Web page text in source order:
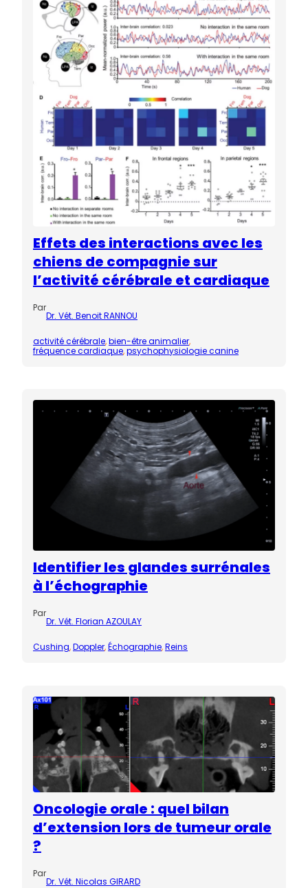
Effets des interactions avec les
chiens de compagnie sur
l’activité cérébrale et cardiaque
Par
Dr. Vét. Benoit RANNOU
activité cérébrale, bien-être animalier,
fréquence cardiaque, psychophysiologie canine
Identifier les glandes surrénales
à l’échographie
Par
Dr. Vét. Florian AZOULAY
Cushing, Doppler, Échographie, Reins
Oncologie orale : quel bilan
d’extension lors de tumeur orale
?
Par
Dr. Vét. Nicolas GIRARD